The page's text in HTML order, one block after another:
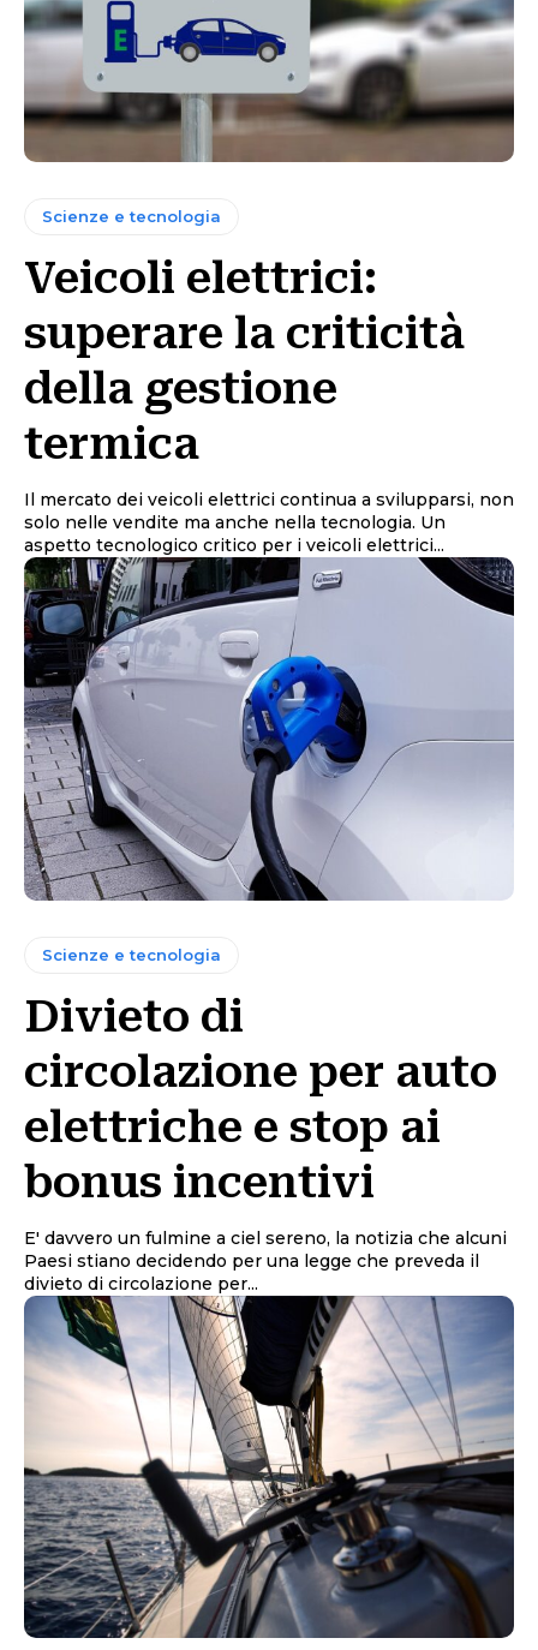
Scienze e tecnologia
Veicoli elettrici:
superare la criticità
della gestione
termica
Il mercato dei veicoli elettrici continua a svilupparsi, non
solo nelle vendite ma anche nella tecnologia. Un
aspetto tecnologico critico per i veicoli elettrici...
Scienze e tecnologia
Divieto di
circolazione per auto
elettriche e stop ai
bonus incentivi
E' davvero un fulmine a ciel sereno, la notizia che alcuni
Paesi stiano decidendo per una legge che preveda il
divieto di circolazione per...